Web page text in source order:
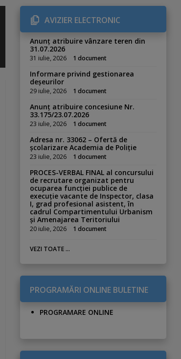
AVIZIER ELECTRONIC
Anunț atribuire vânzare teren din
31.07.2026
31 iulie, 2026 1 document
Informare privind gestionarea
deșeurilor
29 iulie, 2026 1 document
Anunț atribuire concesiune Nr.
33.175/23.07.2026
23 iulie, 2026 1 document
Adresa nr. 33062 – Ofertă de
școlarizare Academia de Poliție
23 iulie, 2026 1 document
PROCES-VERBAL FINAL al concursului
de recrutare organizat pentru
ocuparea funcției publice de
execuție vacante de Inspector, clasa
I, grad profesional asistent, în
cadrul Compartimentului Urbanism
și Amenajarea Teritoriului
20 iulie, 2026 1 document
VEZI TOATE ...
PROGRAMĂRI ONLINE BULETINE
PROGRAMARE ONLINE